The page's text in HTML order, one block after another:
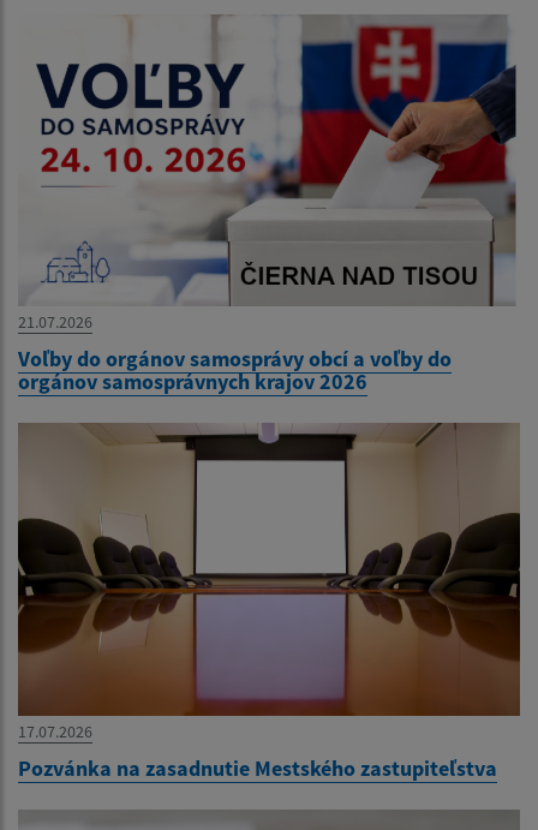
21.07.2026
Voľby do orgánov samosprávy obcí a voľby do
orgánov samosprávnych krajov 2026
17.07.2026
Pozvánka na zasadnutie Mestského zastupiteľstva